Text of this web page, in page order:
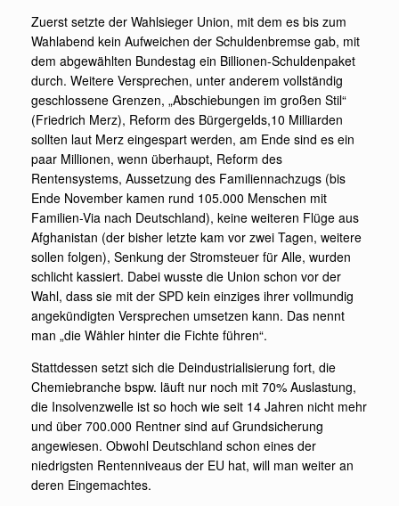
Zuerst setzte der Wahlsieger Union, mit dem es bis zum
Wahlabend kein Aufweichen der Schuldenbremse gab, mit
dem abgewählten Bundestag ein Billionen-Schuldenpaket
durch. Weitere Versprechen, unter anderem vollständig
geschlossene Grenzen, „Abschiebungen im großen Stil“
(Friedrich Merz), Reform des Bürgergelds,10 Milliarden
sollten laut Merz eingespart werden, am Ende sind es ein
paar Millionen, wenn überhaupt, Reform des
Rentensystems, Aussetzung des Familiennachzugs (bis
Ende November kamen rund 105.000 Menschen mit
Familien-Via nach Deutschland), keine weiteren Flüge aus
Afghanistan (der bisher letzte kam vor zwei Tagen, weitere
sollen folgen), Senkung der Stromsteuer für Alle, wurden
schlicht kassiert. Dabei wusste die Union schon vor der
Wahl, dass sie mit der SPD kein einziges ihrer vollmundig
angekündigten Versprechen umsetzen kann. Das nennt
man „die Wähler hinter die Fichte führen“.
Stattdessen setzt sich die Deindustrialisierung fort, die
Chemiebranche bspw. läuft nur noch mit 70% Auslastung,
die Insolvenzwelle ist so hoch wie seit 14 Jahren nicht mehr
und über 700.000 Rentner sind auf Grundsicherung
angewiesen. Obwohl Deutschland schon eines der
niedrigsten Rentenniveaus der EU hat, will man weiter an
deren Eingemachtes.